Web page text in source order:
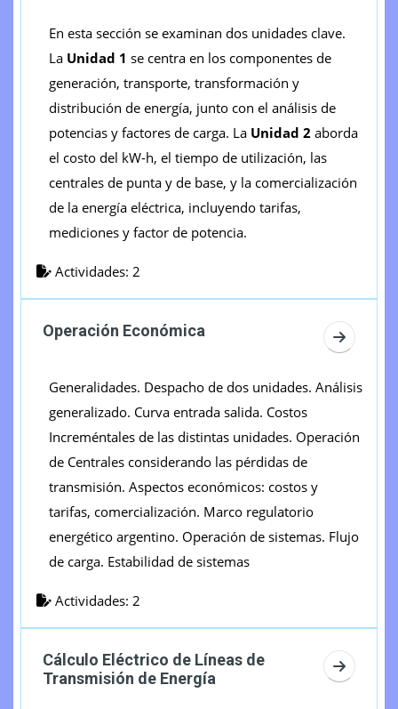
En esta sección se examinan dos unidades clave.
La Unidad 1 se centra en los componentes de
generación, transporte, transformación y
distribución de energía, junto con el análisis de
potencias y factores de carga. La Unidad 2 aborda
el costo del kW-h, el tiempo de utilización, las
centrales de punta y de base, y la comercialización
de la energía eléctrica, incluyendo tarifas,
mediciones y factor de potencia.
Actividades: 2
Operación Económica
Ir a
Generalidades. Despacho de dos unidades. Análisis
generalizado. Curva entrada salida. Costos
Increméntales de las distintas unidades. Operación
de Centrales considerando las pérdidas de
transmisión. Aspectos económicos: costos y
tarifas, comercialización. Marco regulatorio
energético argentino. Operación de sistemas. Flujo
de carga. Estabilidad de sistemas
Actividades: 2
Cálculo Eléctrico de Líneas de
Transmisión de Energía
Ir a